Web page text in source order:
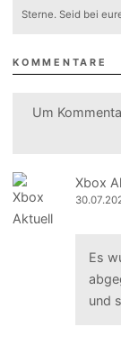
Sterne. Seid bei
KOMMENTARE
Um
Xbox
Es
und